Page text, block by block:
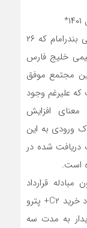
بر اساس داده‌های یکساله مجتمع پتروشیمی بندرامام که ۲۶
خلیج فارس
مجتمع موفق
که علیرغم وجود
افزایش
ورودی به این
دریافت شده در
قرارداد
تامین مالی خط لوله NGL3100 و تهیه قرارداد خرید C۲+ پترو
به مدت سه